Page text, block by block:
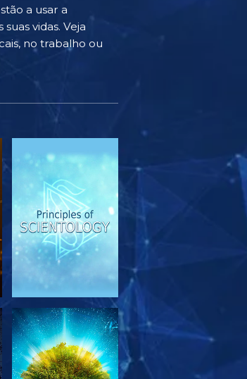
a usar a
vidas. Veja
no trabalho ou
VER